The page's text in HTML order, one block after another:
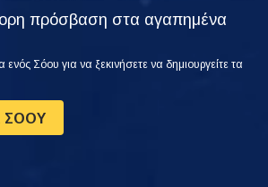
πρόσβαση στα αγαπημένα
ενός Σόου για να ξεκινήσετε να δημιουργείτε τα
ΣΟΟΥ